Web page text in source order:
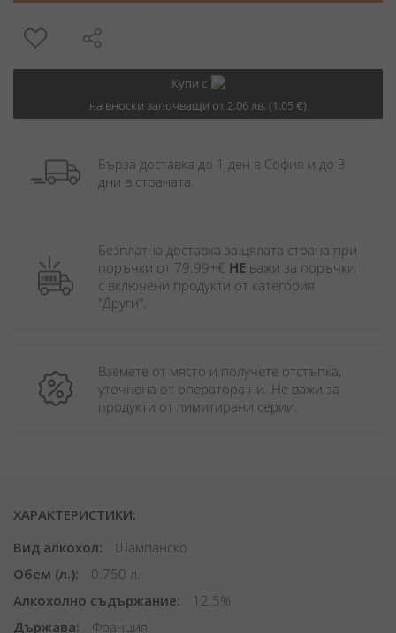
Купи с
на вноски започващи от 2.06 лв. (1.05 €)
Бърза доставка до 1 ден в София и до 3
дни в страната.
Безплатна доставка за цялата страна при
поръчки от 79.99+€ НЕ важи за поръчки
с включени продукти от категория
"Други".
Вземете от място и получете отстъпка,
уточнена от оператора ни. Не важи за
продукти от лимитирани серии.
ХАРАКТЕРИСТИКИ:
Вид алкохол
Шампанско
Обем (л.)
0.750 л.
Алкохолно съдържание
12.5%
Държава
Франция